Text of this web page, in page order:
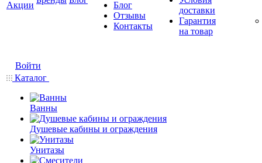
Акции
Блог
Отзывы
Контакты
доставки
Гарантия
на товар
Войти
Каталог
Ванны
Душевые кабины и ограждения
Унитазы